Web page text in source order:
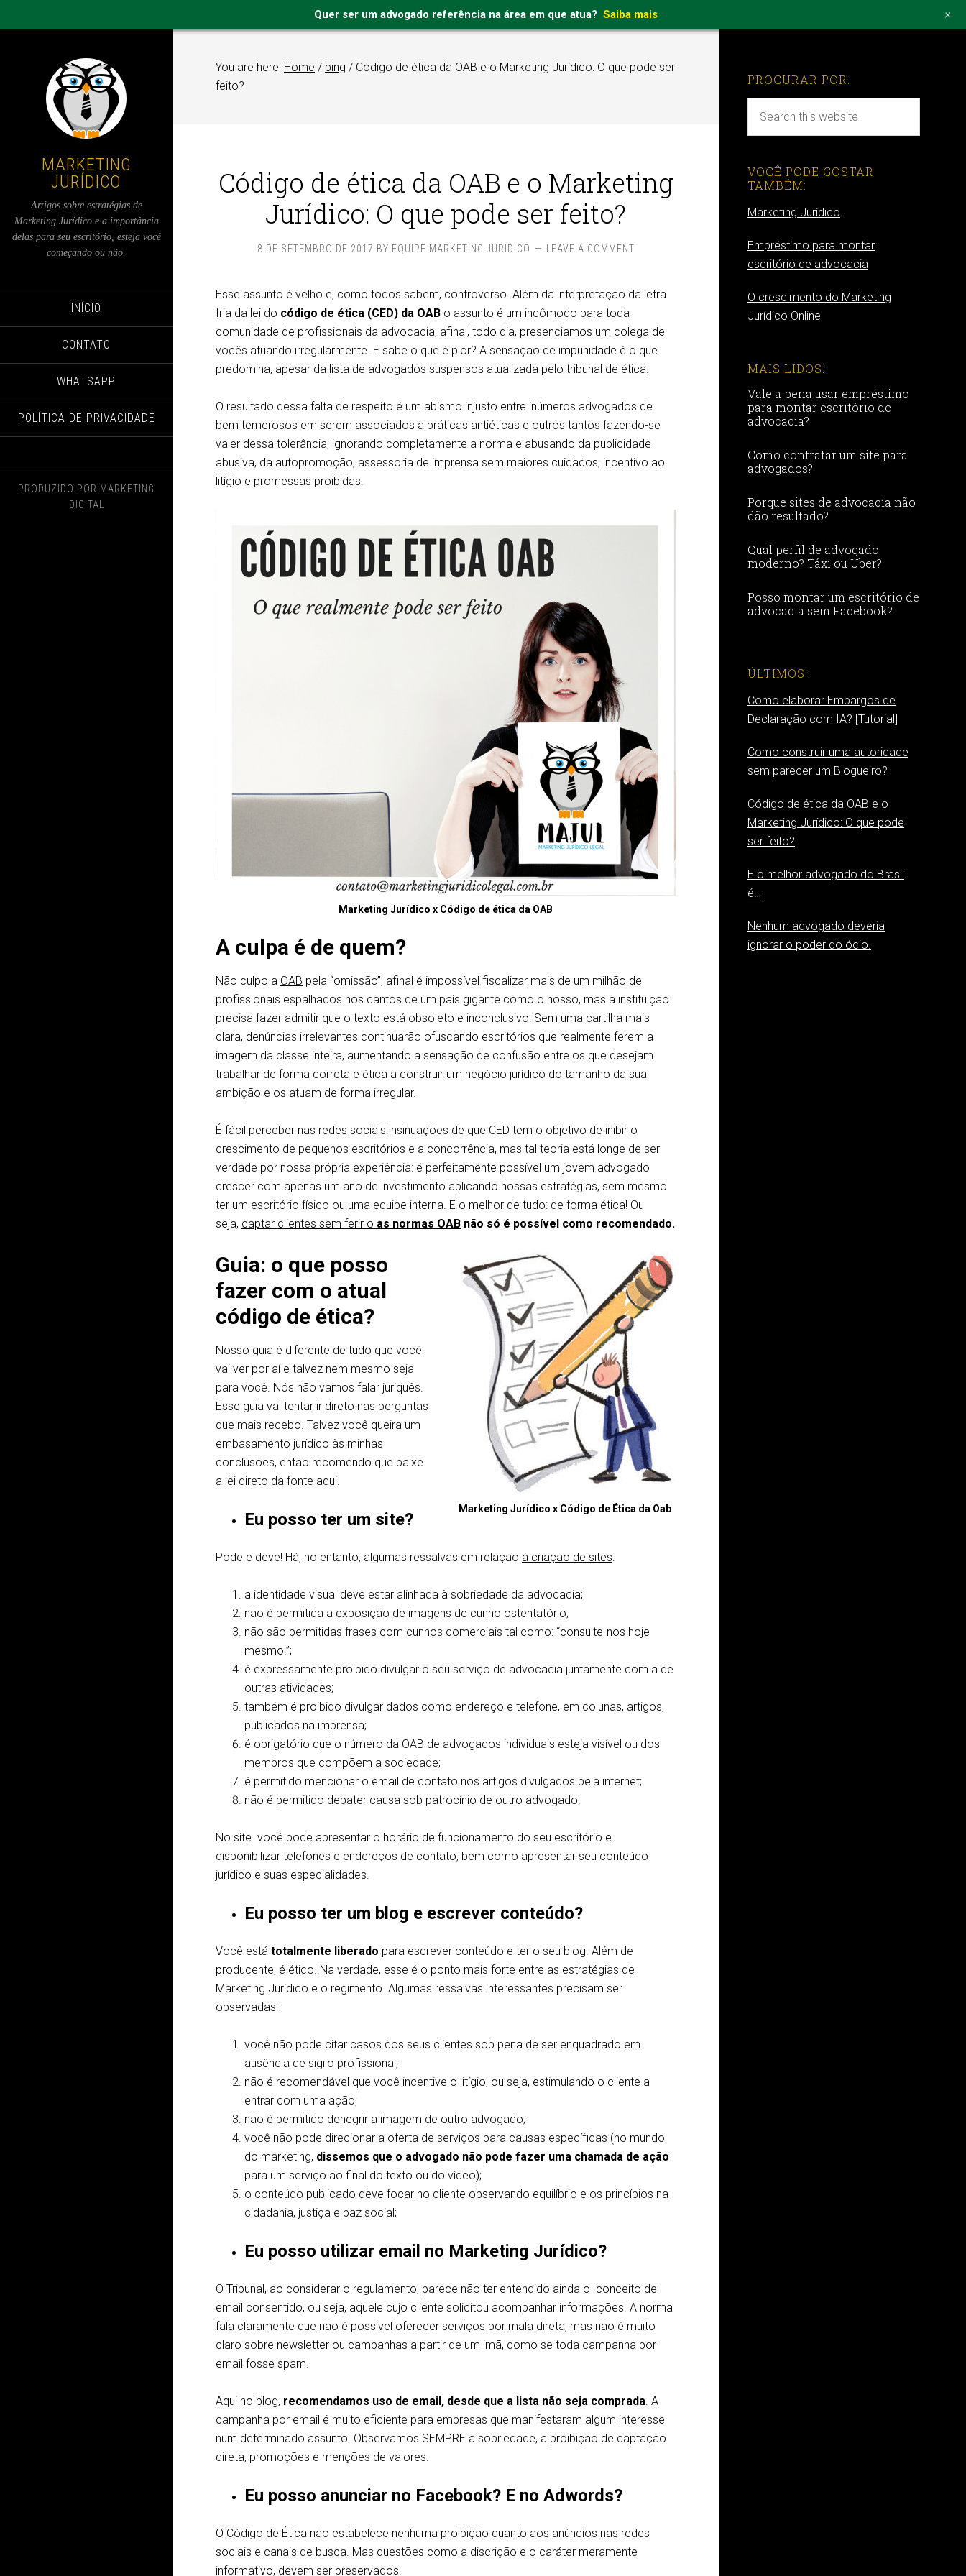
MARKETING
JURÍDICO
Artigos sobre estratégias de
Marketing Jurídico e a importância
delas para seu escritório, esteja você
começando ou não.
INÍCIO
CONTATO
WHATSAPP
POLÍTICA DE PRIVACIDADE
PRODUZIDO POR MARKETING
DIGITAL
You are here: Home / bing / Código de ética da OAB e o Marketing Jurídico: O que pode ser
feito?
Código de ética da OAB e o Marketing
Jurídico: O que pode ser feito?
8 DE SETEMBRO DE 2017 BY EQUIPE MARKETING JURIDICO LEAVE A COMMENT
Esse assunto é velho e, como todos sabem, controverso. Além da interpretação da letra
fria da lei do código de ética (CED) da OAB o assunto é um incômodo para toda
comunidade de profissionais da advocacia, afinal, todo dia, presenciamos um colega de
vocês atuando irregularmente. E sabe o que é pior? A sensação de impunidade é o que
predomina, apesar da lista de advogados suspensos atualizada pelo tribunal de ética.
O resultado dessa falta de respeito é um abismo injusto entre inúmeros advogados de
bem temerosos em serem associados a práticas antiéticas e outros tantos fazendo-se
valer dessa tolerância, ignorando completamente a norma e abusando da publicidade
abusiva, da autopromoção, assessoria de imprensa sem maiores cuidados, incentivo ao
litígio e promessas proibidas.
Marketing Jurídico x Código de ética da OAB
A culpa é de quem?
Não culpo a OAB pela “omissão”, afinal é impossível fiscalizar mais de um milhão de
profissionais espalhados nos cantos de um país gigante como o nosso, mas a instituição
precisa fazer admitir que o texto está obsoleto e inconclusivo! Sem uma cartilha mais
clara, denúncias irrelevantes continuarão ofuscando escritórios que realmente ferem a
imagem da classe inteira, aumentando a sensação de confusão entre os que desejam
trabalhar de forma correta e ética a construir um negócio jurídico do tamanho da sua
ambição e os atuam de forma irregular.
É fácil perceber nas redes sociais insinuações de que CED tem o objetivo de inibir o
crescimento de pequenos escritórios e a concorrência, mas tal teoria está longe de ser
verdade por nossa própria experiência: é perfeitamente possível um jovem advogado
crescer com apenas um ano de investimento aplicando nossas estratégias, sem mesmo
ter um escritório físico ou uma equipe interna. E o melhor de tudo: de forma ética! Ou
seja, captar clientes sem ferir o as normas OAB não só é possível como recomendado.
Marketing Jurídico x Código de Ética da Oab
Guia: o que posso
fazer com o atual
código de ética?
Nosso guia é diferente de tudo que você
vai ver por aí e talvez nem mesmo seja
para você. Nós não vamos falar juriquês.
Esse guia vai tentar ir direto nas perguntas
que mais recebo. Talvez você queira um
embasamento jurídico às minhas
conclusões, então recomendo que baixe
a lei direto da fonte aqui
Eu posso ter um site?
Pode e deve! Há, no entanto, algumas ressalvas em relação à criação de sites:
a identidade visual deve estar alinhada à sobriedade da advocacia;
não é permitida a exposição de imagens de cunho ostentatório;
não são permitidas frases com cunhos comerciais tal como: “consulte-nos hoje
mesmo!”;
é expressamente proibido divulgar o seu serviço de advocacia juntamente com a de
outras atividades;
também é proibido divulgar dados como endereço e telefone, em colunas, artigos,
publicados na imprensa;
é obrigatório que o número da OAB de advogados individuais esteja visível ou dos
membros que compõem a sociedade;
é permitido mencionar o email de contato nos artigos divulgados pela internet;
não é permitido debater causa sob patrocínio de outro advogado.
No site você pode apresentar o horário de funcionamento do seu escritório e
disponibilizar telefones e endereços de contato, bem como apresentar seu conteúdo
jurídico e suas especialidades.
Eu posso ter um blog e escrever conteúdo?
Você está totalmente liberado para escrever conteúdo e ter o seu blog. Além de
producente, é ético. Na verdade, esse é o ponto mais forte entre as estratégias de
Marketing Jurídico e o regimento. Algumas ressalvas interessantes precisam ser
observadas:
você não pode citar casos dos seus clientes sob pena de ser enquadrado em
ausência de sigilo profissional;
não é recomendável que você incentive o litígio, ou seja, estimulando o cliente a
entrar com uma ação;
não é permitido denegrir a imagem de outro advogado;
você não pode direcionar a oferta de serviços para causas específicas (no mundo
do marketing, dissemos que o advogado não pode fazer uma chamada de ação
para um serviço ao final do texto ou do vídeo);
o conteúdo publicado deve focar no cliente observando equilíbrio e os princípios na
cidadania, justiça e paz social;
Eu posso utilizar email no Marketing Jurídico?
O Tribunal, ao considerar o regulamento, parece não ter entendido ainda o conceito de
email consentido, ou seja, aquele cujo cliente solicitou acompanhar informações. A norma
fala claramente que não é possível oferecer serviços por mala direta, mas não é muito
claro sobre newsletter ou campanhas a partir de um imã, como se toda campanha por
email fosse spam.
Aqui no blog, recomendamos uso de email, desde que a lista não seja comprada . A
campanha por email é muito eficiente para empresas que manifestaram algum interesse
num determinado assunto. Observamos SEMPRE a sobriedade, a proibição de captação
direta, promoções e menções de valores.
Eu posso anunciar no Facebook? E no Adwords?
O Código de Ética não estabelece nenhuma proibição quanto aos anúncios nas redes
sociais e canais de busca. Mas questões como a discrição e o caráter meramente
informativo, devem ser preservados!
PROCURAR POR:
VOCÊ PODE GOSTAR
TAMBÉM:
Marketing Jurídico
Empréstimo para montar
escritório de advocacia
O crescimento do Marketing
Jurídico Online
MAIS LIDOS:
Vale a pena usar empréstimo
para montar escritório de
advocacia?
Como contratar um site para
advogados?
Porque sites de advocacia não
dão resultado?
Qual perfil de advogado
moderno? Táxi ou Uber?
Posso montar um escritório de
advocacia sem Facebook?
ÚLTIMOS:
Como elaborar Embargos de
Declaração com IA? [Tutorial]
Como construir uma autoridade
sem parecer um Blogueiro?
Código de ética da OAB e o
Marketing Jurídico: O que pode
ser feito?
E o melhor advogado do Brasil
é…
Nenhum advogado deveria
ignorar o poder do ócio.
Quer ser um advogado referência na área em que atua? Saiba mais +